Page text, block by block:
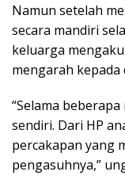
Namun setelah
secara mandiri
keluarga
mengarah
“Selama
sendiri. Dari HP
percakapan yang
pengasuhnya,”